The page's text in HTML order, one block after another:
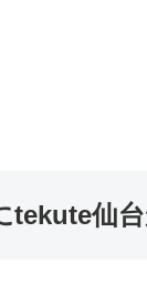
tekute仙